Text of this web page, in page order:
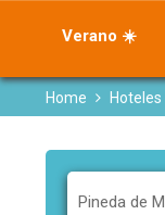
Verano ☀️
Home